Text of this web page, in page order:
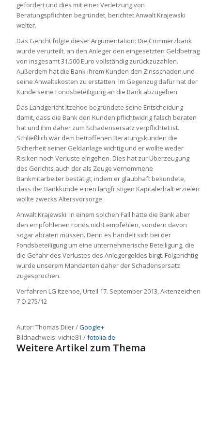
gefordert und dies mit einer Verletzung von
Beratungspflichten begründet, berichtet Anwalt Krajewski
weiter.
Das Gericht folgte dieser Argumentation: Die Commerzbank
wurde verurteilt, an den Anleger den eingesetzten Geldbetrag
von insgesamt 31.500 Euro vollständig zurückzuzahlen.
Außerdem hat die Bank ihrem Kunden den Zinsschaden und
seine Anwaltskosten zu erstatten. Im Gegenzug dafür hat der
Kunde seine Fondsbeteiligung an die Bank abzugeben.
Das Landgericht Itzehoe begründete seine Entscheidung
damit, dass die Bank den Kunden pflichtwidrig falsch beraten
hat und ihm daher zum Schadensersatz verpflichtet ist.
Schließlich war dem betroffenen Beratungskunden die
Sicherheit seiner Geldanlage wichtig und er wollte weder
Risiken noch Verluste eingehen. Dies hat zur Überzeugung
des Gerichts auch der als Zeuge vernommene
Bankmitarbeiter bestätigt, indem er glaubhaft bekundete,
dass der Bankkunde einen langfristigen Kapitalerhalt erzielen
wollte zwecks Altersvorsorge.
Anwalt Krajewski: In einem solchen Fall hätte die Bank aber
den empfohlenen Fonds nicht empfehlen, sondern davon
sogar abraten müssen. Denn es handelt sich bei der
Fondsbeteiligung um eine unternehmerische Beteiligung, die
die Gefahr des Verlustes des Anlegergeldes birgt. Folgerichtig
wurde unserem Mandanten daher der Schadensersatz
zugesprochen.
Verfahren LG Itzehoe, Urteil 17. September 2013, Aktenzeichen
7 O 275/12
Autor: Thomas Diler /Google+
Bildnachweis: vichie81 /fotolia.de
Weitere Artikel zum Thema